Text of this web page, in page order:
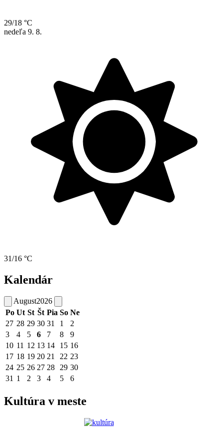
29/18 °C
nedeľa 9. 8.
31/16 °C
Kalendár
August2026
Po Ut St Št Pia So Ne
27 28 29 30 31 1
2
3
4 5 6 7 8
9
10 11 12 13 14 15 16
17 18 19 20 21 22 23
24 25 26 27 28 29 30
31 1 2 3 4 5 6
Kultúra v meste